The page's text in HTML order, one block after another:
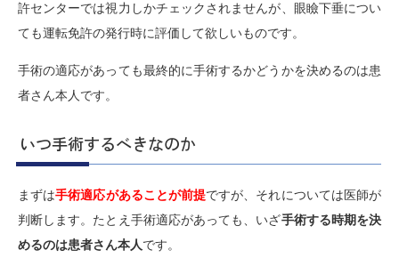
許センターでは視力しかチェックされませんが、眼瞼下垂につい
ても運転免許の発行時に評価して欲しいものです。
手術の適応があっても最終的に手術するかどうかを決めるのは患
者さん本人です。
いつ手術するべきなのか
まずは手術適応があることが前提ですが、それについては医師が
判断します。たとえ手術適応があっても、いざ手術する時期を決
めるのは患者さん本人です。